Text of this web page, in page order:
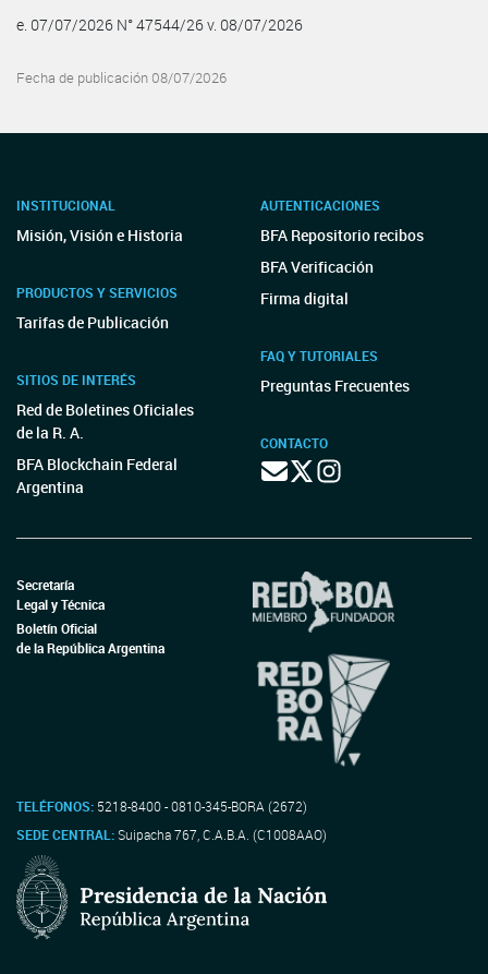
e. 07/07/2026 N° 47544/26 v. 08/07/2026
Fecha de publicación 08/07/2026
INSTITUCIONAL
Misión, Visión e Historia
PRODUCTOS Y SERVICIOS
Tarifas de Publicación
SITIOS DE INTERÉS
Red de Boletines Oficiales
de la R. A.
BFA Blockchain Federal
Argentina
AUTENTICACIONES
BFA Repositorio recibos
BFA Verificación
Firma digital
FAQ Y TUTORIALES
Preguntas Frecuentes
CONTACTO
Secretaría
Legal y Técnica
Boletín Oficial
de la República Argentina
TELÉFONOS: 5218-8400 - 0810-345-BORA (2672)
SEDE CENTRAL:Suipacha 767, C.A.B.A. (C1008AAO)